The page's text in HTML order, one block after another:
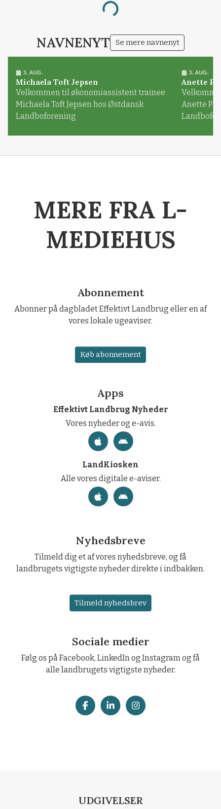
Loading...
NAVNENYT Se mere navnenyt
3. AUG.
Michaela Toft Jepsen
Velkommen til økonomiassistent trainee
Michaela Toft Jepsen hos Østdansk
Landboforening
3. AUG.
Anette
Anette
MERE FRA L-
MEDIEHUS
Abonnement
Abonner på dagbladet Effektivt Landbrug eller en af
vores lokale ugeaviser.
Køb abonnement
Apps
Effektivt Landbrug Nyheder
Vores nyheder og e-avis.
LandKiosken
Alle vores digitale e-aviser.
Nyhedsbreve
Tilmeld dig et af vores nyhedsbreve, og få
landbrugets vigtigste nyheder direkte i indbakken.
Tilmeld nyhedsbrev
Sociale medier
Følg os på Facebook, LinkedIn og Instagram og få
alle landbrugets vigtigste nyheder.
UDGIVELSER